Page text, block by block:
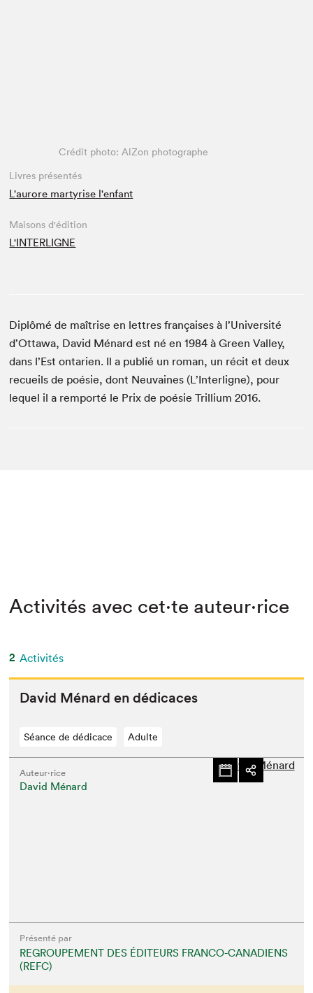
Crédit photo: AlZon photographe
Livres présentés
L'aurore martyrise l'enfant
Maisons d'édition
L'INTERLIGNE
Diplômé de maîtrise en lettres françaises à l’Université
d’Ottawa, David Ménard est né en 1984 à Green Valley,
dans l’Est ontarien. Il a publié un roman, un récit et deux
recueils de poésie, dont Neuvaines (L’Interligne), pour
lequel il a remporté le Prix de poésie Trillium 2016.
Activités avec cet·te auteur·rice
2 Activités
David Ménard en dédicaces
Séance de dédicace Adulte
Auteur·rice
David Ménard
Présenté par
REGROUPEMENT DES ÉDITEURS FRANCO-CANADIENS
(REFC)